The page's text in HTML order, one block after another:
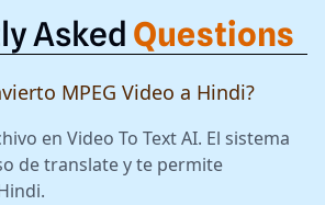
Asked Questions
MPEG Video a Hindi?
en Video To Text AI. El sistema
de translate y te permite